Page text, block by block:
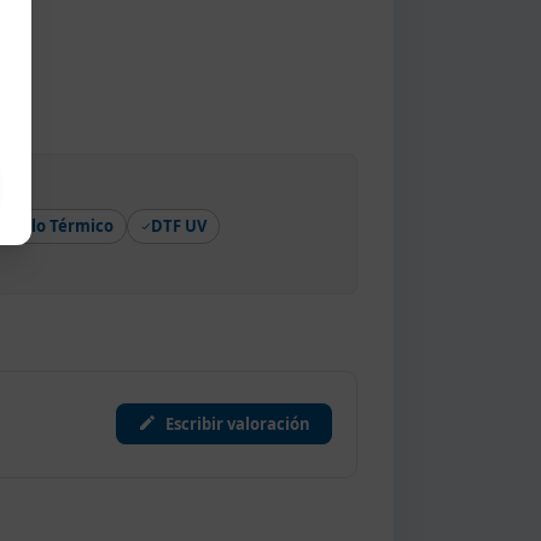
Vinilo Térmico
DTF UV
Escribir valoración